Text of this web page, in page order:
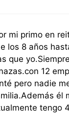
mi primo en
los 8 años
que
12
pero nadie
él
tengo